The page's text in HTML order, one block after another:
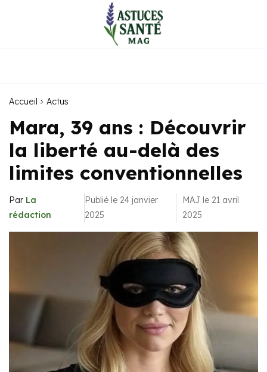
Accueil Actus
Mara, 39 ans : Découvrir
la liberté au-delà des
limites conventionnelles
Par La
rédaction
Publié le 24 janvier
2025
MAJ le 21 avril
2025